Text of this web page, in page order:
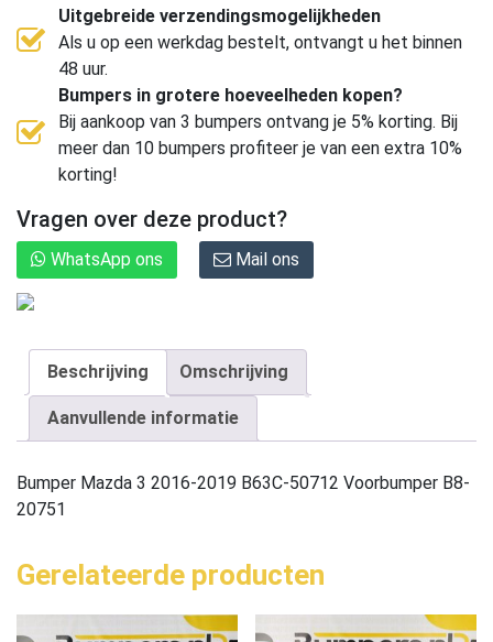
Uitgebreide verzendingsmogelijkheden
Als u op een werkdag bestelt, ontvangt u het binnen
48 uur.
Bumpers in grotere hoeveelheden kopen?
Bij aankoop van 3 bumpers ontvang je 5% korting. Bij
meer dan 10 bumpers profiteer je van een extra 10%
korting!
Vragen over deze product?
WhatsApp ons Mail ons
Beschrijving Omschrijving
Aanvullende informatie
Bumper Mazda 3 2016-2019 B63C-50712 Voorbumper B8-
20751
Gerelateerde producten